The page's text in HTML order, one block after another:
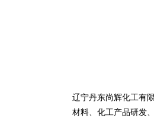
辽宁丹东尚辉化工有
材料、化工产品研发